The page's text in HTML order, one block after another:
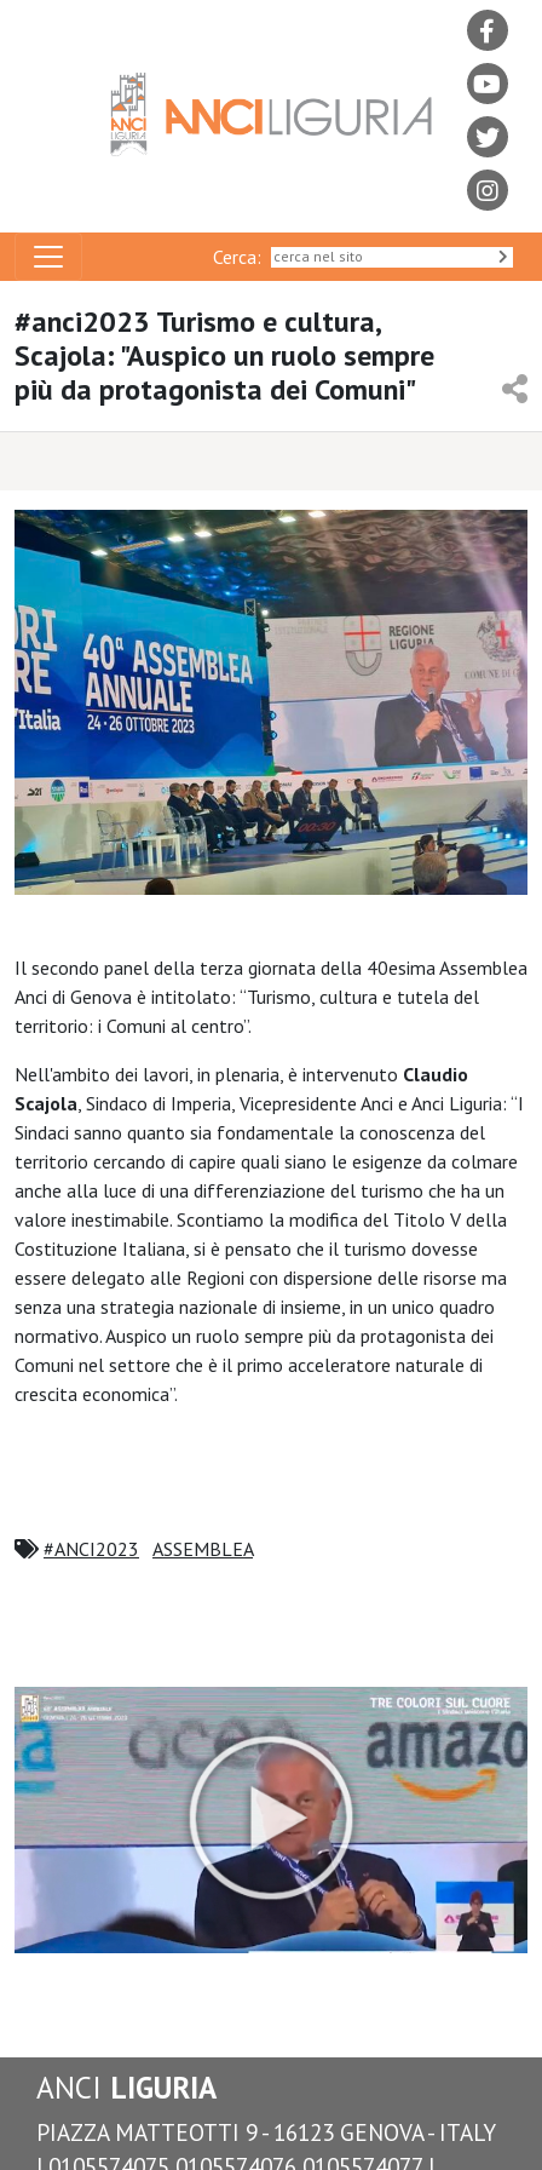
Cerca:
#anci2023 Turismo e cultura,
Scajola: "Auspico un ruolo sempre
più da protagonista dei Comuni"
Il secondo panel della terza giornata della 40esima Assemblea
Anci di Genova è intitolato: “Turismo, cultura e tutela del
territorio: i Comuni al centro”.
Nell'ambito dei lavori, in plenaria, è intervenuto Claudio
Scajola, Sindaco di Imperia, Vicepresidente Anci e Anci Liguria: “I
Sindaci sanno quanto sia fondamentale la conoscenza del
territorio cercando di capire quali siano le esigenze da colmare
anche alla luce di una differenziazione del turismo che ha un
valore inestimabile. Scontiamo la modifica del Titolo V della
Costituzione Italiana, si è pensato che il turismo dovesse
essere delegato alle Regioni con dispersione delle risorse ma
senza una strategia nazionale di insieme, in un unico quadro
normativo. Auspico un ruolo sempre più da protagonista dei
Comuni nel settore che è il primo acceleratore naturale di
crescita economica”.
#ANCI2023 ASSEMBLEA
ANCI LIGURIA
PIAZZA MATTEOTTI 9 - 16123 GENOVA - ITALY